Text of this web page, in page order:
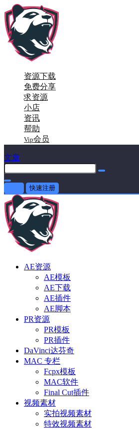
资源下载
免费分享
求资源
小店
资讯
帮助
Vip会员
文章
快速注册
AE资源
AE模板
AE下载
AE插件
AE脚本
PR资源
PR模板
PR插件
DaVinci达芬奇
MAC 专栏
Fcpx模板
MAC软件
Final Cut插件
视频素材
实拍视频素材
特效视频素材